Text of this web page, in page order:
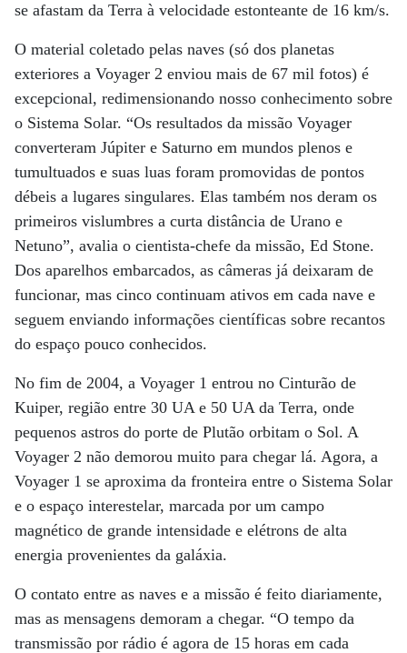
se afastam da Terra à velocidade estonteante de 16 km/s.
O material coletado pelas naves (só dos planetas
exteriores a Voyager 2 enviou mais de 67 mil fotos) é
excepcional, redimensionando nosso conhecimento sobre
o Sistema Solar. “Os resultados da missão Voyager
converteram Júpiter e Saturno em mundos plenos e
tumultuados e suas luas foram promovidas de pontos
débeis a lugares singulares. Elas também nos deram os
primeiros vislumbres a curta distância de Urano e
Netuno”, avalia o cientista-chefe da missão, Ed Stone.
Dos aparelhos embarcados, as câmeras já deixaram de
funcionar, mas cinco continuam ativos em cada nave e
seguem enviando informações científicas sobre recantos
do espaço pouco conhecidos.
No fim de 2004, a Voyager 1 entrou no Cinturão de
Kuiper, região entre 30 UA e 50 UA da Terra, onde
pequenos astros do porte de Plutão orbitam o Sol. A
Voyager 2 não demorou muito para chegar lá. Agora, a
Voyager 1 se aproxima da fronteira entre o Sistema Solar
e o espaço interestelar, marcada por um campo
magnético de grande intensidade e elétrons de alta
energia provenientes da galáxia.
O contato entre as naves e a missão é feito diariamente,
mas as mensagens demoram a chegar. “O tempo da
transmissão por rádio é agora de 15 horas em cada